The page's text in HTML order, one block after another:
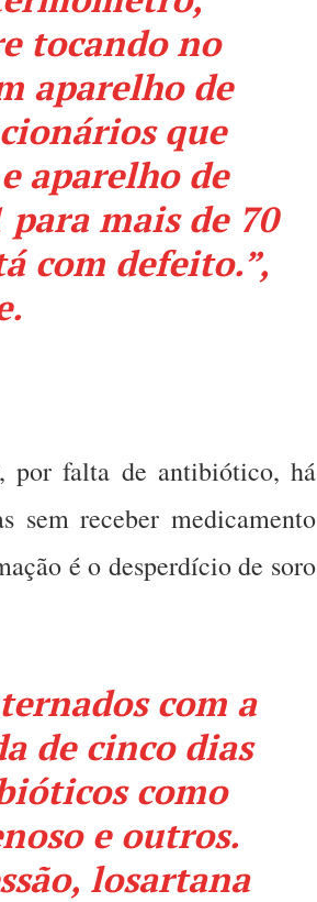
tocando no
aparelho de
que
aparelho de
mais de 70
com defeito.”,
por falta de antibiótico, há
sem receber medicamento
é o desperdício de soro
com a
de cinco dias
como
e outros.
losartana